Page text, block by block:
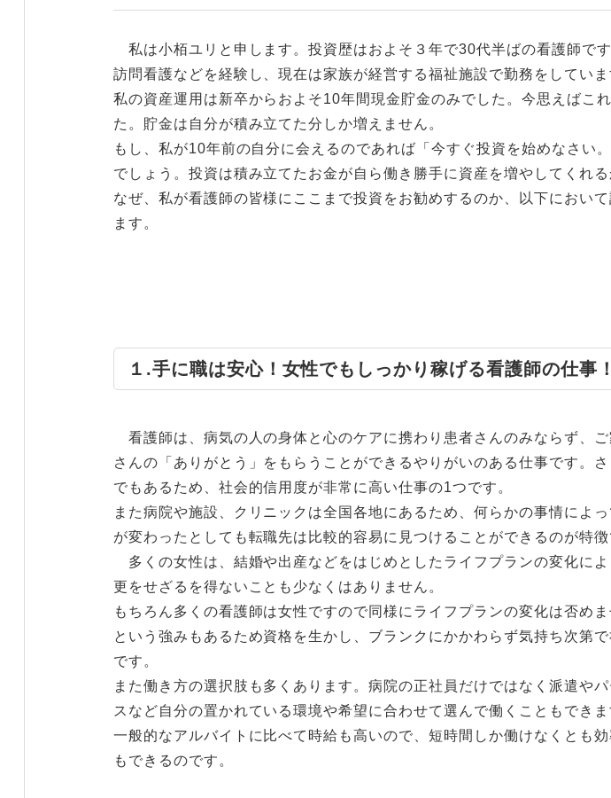
私は小栢ユリと申します。投資歴はおよそ３年で30代半ばの看護師です
訪問看護などを経験し、現在は家族が経営する福祉施設で勤務をしていま
私の資産運用は新卒からおよそ10年間現金貯金のみでした。今思えばこ
た。貯金は自分が積み立てた分しか増えません。
もし、私が10年前の自分に会えるのであれば「今すぐ投資を始めなさい
でしょう。投資は積み立てたお金が自ら働き勝手に資産を増やしてくれる
なぜ、私が看護師の皆様にここまで投資をお勧めするのか、以下におい
ます。
１.手に職は安心！女性でもしっかり稼げる看護師の仕事！
看護師は、病気の人の身体と心のケアに携わり患者さんのみならず、ご
さんの「ありがとう」をもらうことができるやりがいのある仕事です。
でもあるため、社会的信用度が非常に高い仕事の1つです。
また病院や施設、クリニックは全国各地にあるため、何らかの事情によ
が変わったとしても転職先は比較的容易に見つけることができるのが特徴
多くの女性は、結婚や出産などをはじめとしたライフプランの変化によ
更をせざるを得ないことも少なくはありません。
もちろん多くの看護師は女性ですので同様にライフプランの変化は否め
という強みもあるため資格を生かし、ブランクにかかわらず気持ち次第
です。
また働き方の選択肢も多くあります。病院の正社員だけではなく派遣や
スなど自分の置かれている環境や希望に合わせて選んで働くこともできま
一般的なアルバイトに比べて時給も高いので、短時間しか働けなくとも効
もできるのです。